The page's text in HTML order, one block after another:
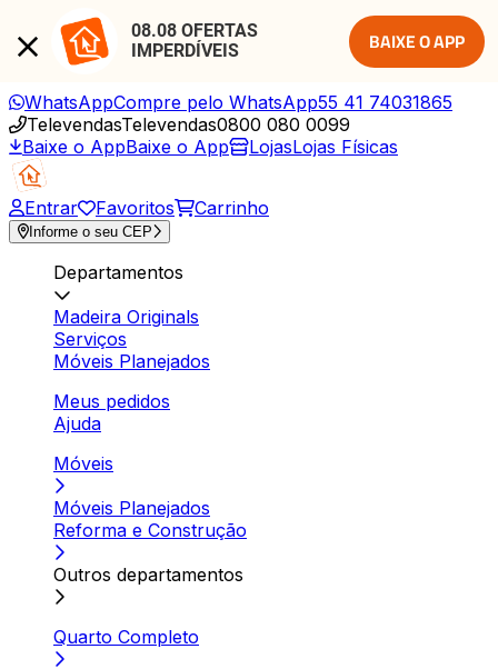
08.08 OFERTAS
IMPERDÍVEIS
BAIXE O APP
WhatsAppCompre pelo WhatsApp55 41 74031865
TelevendasTelevendas0800 080 0099
Baixe o AppBaixe o App LojasLojas Físicas
Entrar Favoritos Carrinho
Informe o seu CEP
Departamentos
Madeira Originals
Serviços
Móveis Planejados
Meus pedidos
Ajuda
Móveis
Móveis Planejados
Reforma e Construção
Outros departamentos
Quarto Completo